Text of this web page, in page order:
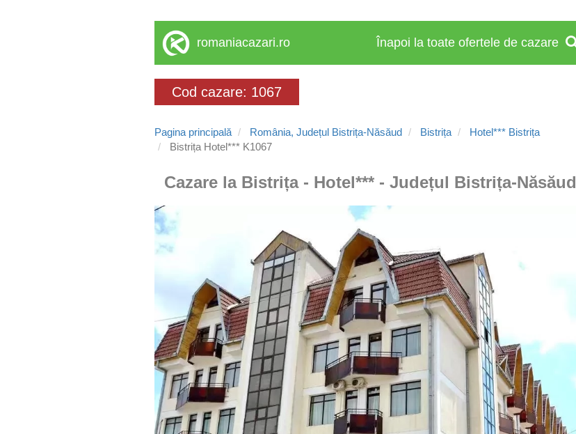
romaniacazari.ro Înapoi la toate ofertele de cazare
Cod cazare: 1067
Pagina principală România, Județul Bistrița-Năsăud Bistrița
Hotel*** Bistrița
Bistrița Hotel*** K1067
Cazare la Bistrița - Hotel*** - Județul Bistrița-Năsăud